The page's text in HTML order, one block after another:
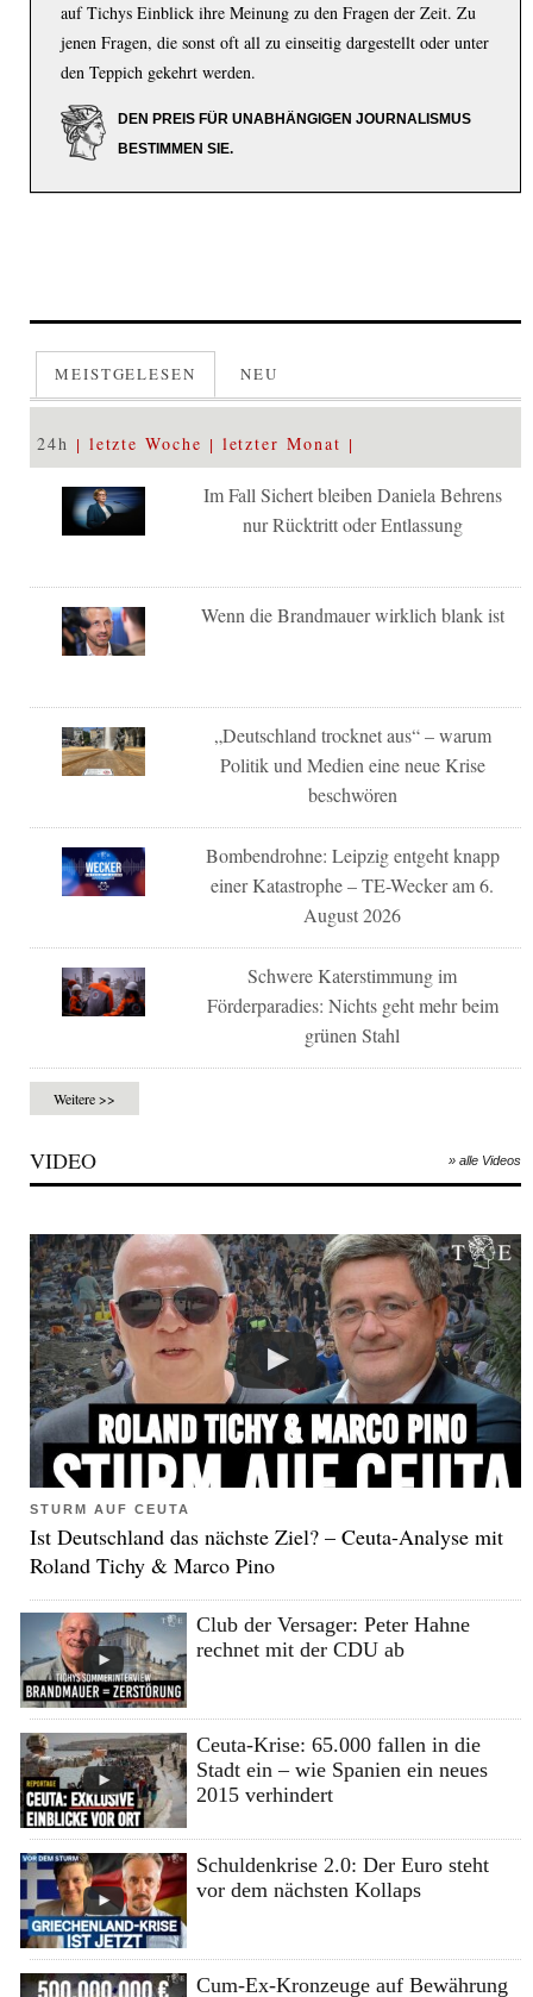
auf Tichys Einblick ihre Meinung zu den Fragen der Zeit. Zu
jenen Fragen, die sonst oft all zu einseitig dargestellt oder unter
den Teppich gekehrt werden.
DEN PREIS FÜR UNABHÄNGIGEN JOURNALISMUS
BESTIMMEN SIE.
MEISTGELESEN NEU
24h letzte Woche letzter Monat
Im Fall Sichert bleiben Daniela Behrens
nur Rücktritt oder Entlassung
Wenn die Brandmauer wirklich blank ist
„Deutschland trocknet aus“ – warum
Politik und Medien eine neue Krise
beschwören
Bombendrohne: Leipzig entgeht knapp
einer Katastrophe – TE-Wecker am 6.
August 2026
Schwere Katerstimmung im
Förderparadies: Nichts geht mehr beim
grünen Stahl
Weitere >>
VIDEO » alle Videos
STURM AUF CEUTA
Ist Deutschland das nächste Ziel? – Ceuta-Analyse mit
Roland Tichy & Marco Pino
Club der Versager: Peter Hahne
rechnet mit der CDU ab
Ceuta-Krise: 65.000 fallen in die
Stadt ein – wie Spanien ein neues
2015 verhindert
Schuldenkrise 2.0: Der Euro steht
vor dem nächsten Kollaps
Cum-Ex-Kronzeuge auf Bewährung